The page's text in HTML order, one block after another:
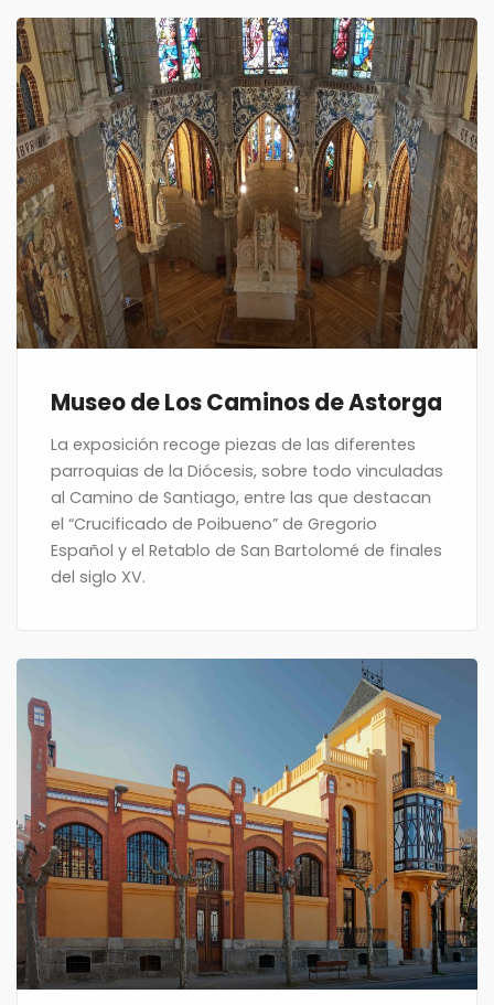
Museo de Los Caminos de Astorga
La exposición recoge piezas de las diferentes
parroquias de la Diócesis, sobre todo vinculadas
al Camino de Santiago, entre las que destacan
el “Crucificado de Poibueno” de Gregorio
Español y el Retablo de San Bartolomé de finales
del siglo XV.